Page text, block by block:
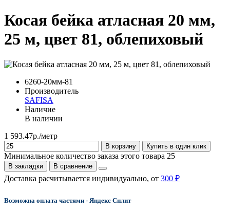
Косая бейка атласная 20 мм,
25 м, цвет 81, облепиховый
6260-20мм-81
Производитель
SAFISA
Наличие
В наличии
1 593.47р./метр
В корзину Купить в один клик
Минимальное количество заказа этого товара 25
В закладки В сравнение
Доставка расчитывается индивидуально, от 300 ₽
Возможна оплата частями - Яндекс Сплит